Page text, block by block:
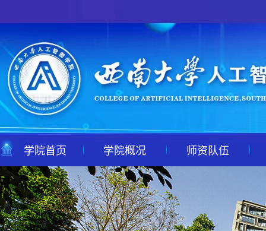
学院首页 学院概况 师资队伍